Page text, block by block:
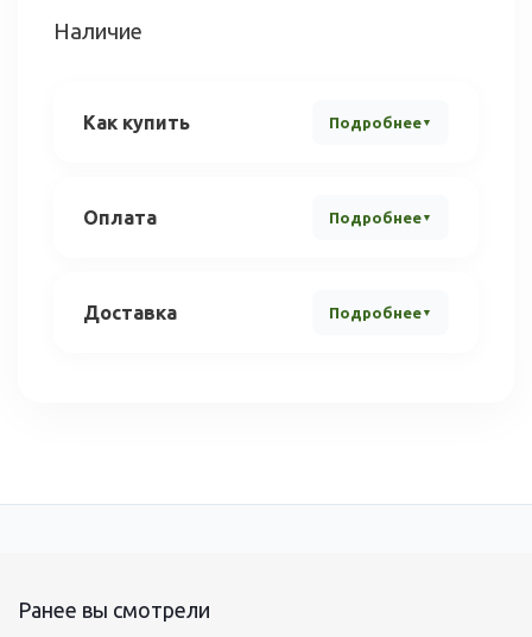
Наличие
Как купить Подробнее
Оплата Подробнее
Доставка Подробнее
Ранее вы смотрели